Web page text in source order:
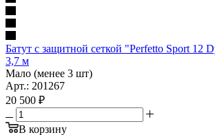
Батут с защитной сеткой "Perfetto Sport 12
3,7 м
Мало (менее 3 шт)
Арт.: 201267
20 500 ₽
В корзину